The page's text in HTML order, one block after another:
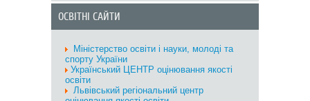
ОСВІТНІ САЙТИ
Міністерство oсвіти і науки, молоді та
спорту України
Український ЦЕНТР оцінювання якості
освіти
Львівський регіональний центр